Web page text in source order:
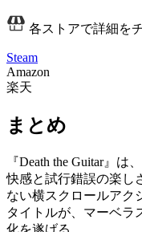
各ストアで詳細を
Steam
Amazon
楽天
まとめ
『Death the Guitar』
快感と試行錯誤の楽し
ない横スクロールアク
タイトルが、マーベラ
化を遂げる。